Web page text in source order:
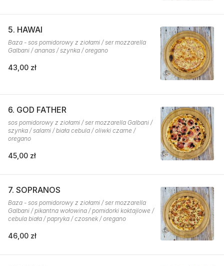
5. HAWAI
Baza - sos pomidorowy z ziołami / ser mozzarella
Galbani / ananas / szynka / oregano
43,00 zł
6. GOD FATHER
sos pomidorowy z ziołami / ser mozzarella Galbani /
szynka / salami / biała cebula / oliwki czarne /
oregano
45,00 zł
7. SOPRANOS
Baza - sos pomidorowy z ziołami / ser mozzarella
Galbani / pikantna wołowina / pomidorki koktajlowe /
cebula biała / papryka / czosnek / oregano
46,00 zł